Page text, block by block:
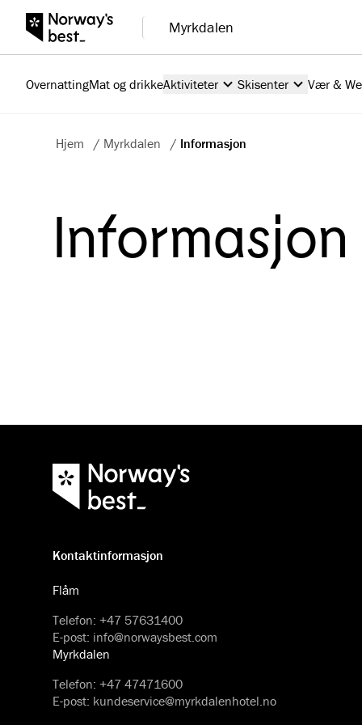
Myrkdalen
OvernattingMat og drikkeAktiviteter Skisenter Vær &
Hjem / Myrkdalen / Informasjon
Informasjon
Kontaktinformasjon
Flåm
Telefon: +47 57631400
E-post: info@norwaysbest.com
Myrkdalen
Telefon: +47 47471600
E-post: kundeservice@myrkdalenhotel.no